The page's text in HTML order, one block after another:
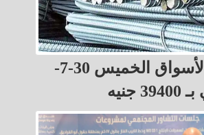
أسعار الحديد بالأسواق الخميس 30-7-